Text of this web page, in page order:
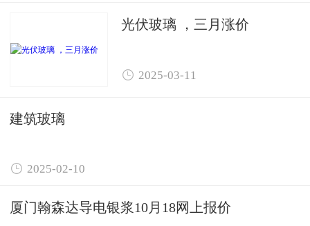
光伏玻璃 ，三月涨价
 2025-03-11
建筑玻璃
 2025-02-10
厦门翰森达导电银浆10月18网上报价